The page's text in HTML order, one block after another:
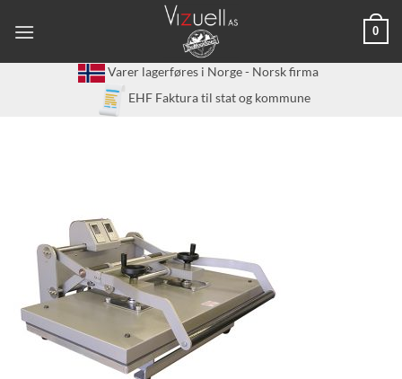
0
Varer lagerføres i Norge - Norsk firma
EHF Faktura til stat og kommune